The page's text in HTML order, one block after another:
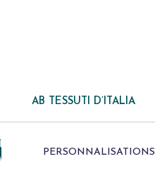
AB TESSUTI D’ITALIA
PERSONNALISATIONS